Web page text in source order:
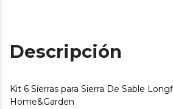
Descripción
Kit 6 Sierras para Sierra De Sable
Home&Garden